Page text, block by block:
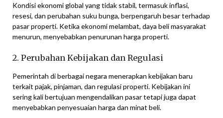
Kondisi ekonomi global yang tidak stabil, termasuk inflasi,
resesi, dan perubahan suku bunga, berpengaruh besar terhadap
pasar properti. Ketika ekonomi melambat, daya beli masyarakat
menurun, menyebabkan penurunan harga properti.
2. Perubahan Kebijakan dan Regulasi
Pemerintah di berbagai negara menerapkan kebijakan baru
terkait pajak, pinjaman, dan regulasi properti. Kebijakan ini
sering kali bertujuan mengendalikan pasar tetapi juga dapat
menyebabkan penyesuaian harga dan minat beli.